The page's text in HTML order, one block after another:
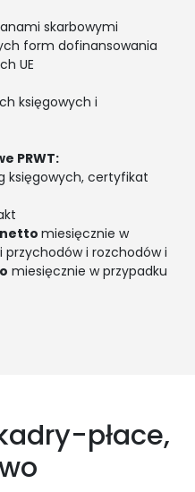
skarbowymi
form dofinansowania
UE
księgowych i
PRWT:
księgowych, certyfikat
netto miesięcznie w
przychodów i rozchodów i
miesięcznie w przypadku
płace,